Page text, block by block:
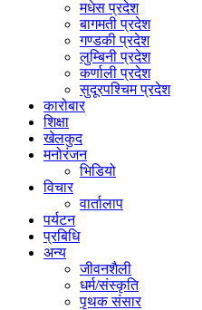
मधेस प्रदेश
बागमती प्रदेश
गण्डकी प्रदेश
लुम्बिनी प्रदेश
कर्णाली प्रदेश
सुदूरपश्चिम प्रदेश
कारोबार
शिक्षा
खेलकुद
मनोरंजन
भिडियो
विचार
वार्तालाप
पर्यटन
प्रबिधि
अन्य
जीवनशैली
धर्म/संस्कृति
पृथक संसार